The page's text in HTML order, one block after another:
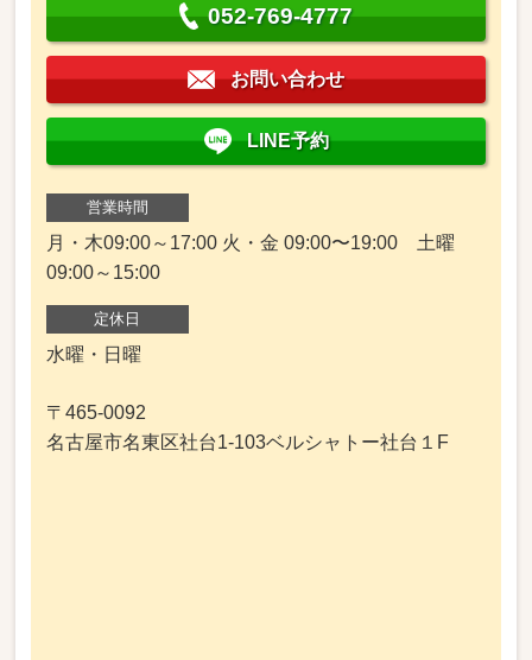
052-769-4777
お問い合わせ
LINE予約
営業時間
月・木09:00～17:00 火・金 09:00〜19:00 土曜
09:00～15:00
定休日
水曜・日曜
〒465-0092
名古屋市名東区社台1-103ベルシャトー社台１F